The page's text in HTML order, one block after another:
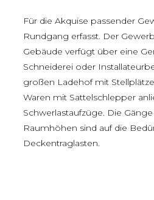
Für die Akquise passender
Rundgang erfasst. Der
Gebäude verfügt über eine
Schneiderei oder
großen Ladehof mit
Waren mit Sattelschlepper
Schwerlastaufzüge. Die
Raumhöhen sind auf die
Deckentraglasten.